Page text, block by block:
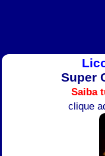
Super
Saiba
clique